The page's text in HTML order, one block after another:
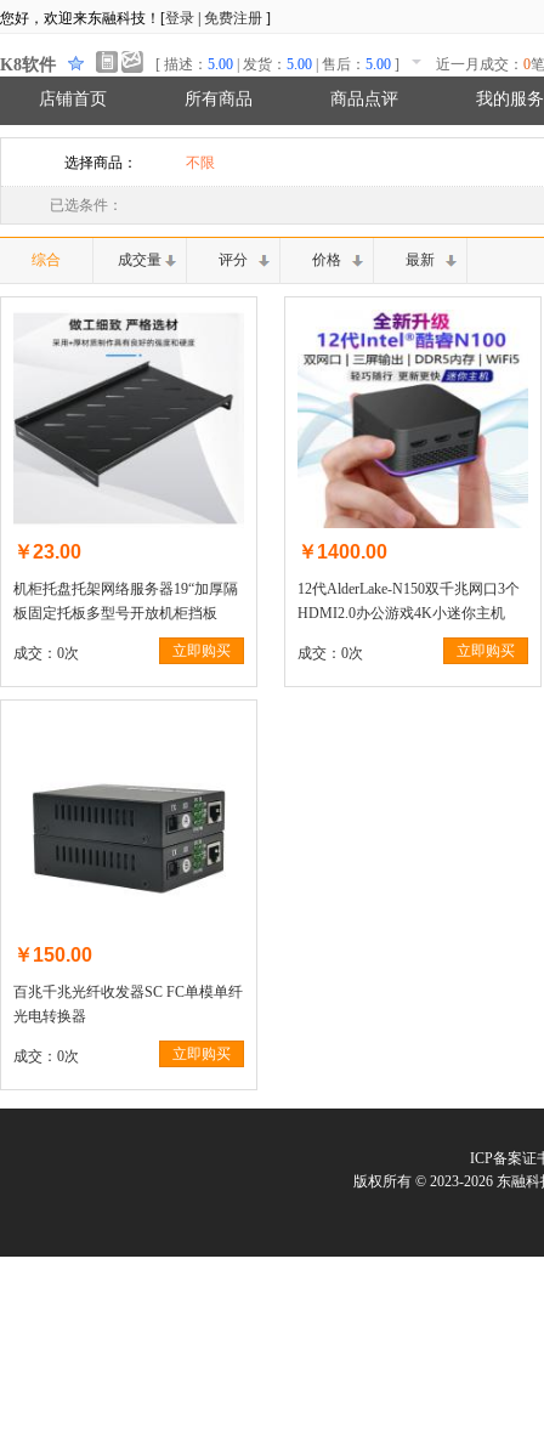
您好，欢迎来东融科技！[登录 免费注册 ]
K8软件 [ 描述： 5.00 | 发货： 5.00 | 售后： 5.00 ] 近一月成交： 0
店铺首页 所有商品 商品点评 我的服务
选择商品： 不限
已选条件：
综合 成交量 评分 价格 最新
￥23.00
机柜托盘托架网络服务器19“加厚隔
板固定托板多型号开放机柜挡板
成交：0次 立即购买
￥1400.00
12代AlderLake-N150双千兆网口3个
HDMI2.0办公游戏4K小迷你主机
成交：0次 立即购买
￥150.00
百兆千兆光纤收发器SC FC单模单纤
光电转换器
成交：0次 立即购买
ICP备案证
版权所有 © 2023-2026 东融